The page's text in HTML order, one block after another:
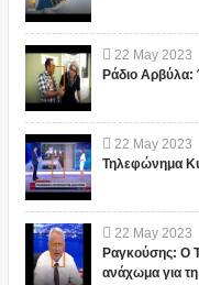
22 May 2023
Ράδιο Αρβύλα:
22 May 2023
Τηλεφώνημα
22 May 2023
Ραγκούσης: Ο
ανάχωμα για